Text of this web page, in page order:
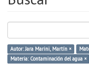
Autor: Jara Marini, Martín ×
Materia: Contaminación del agua ×